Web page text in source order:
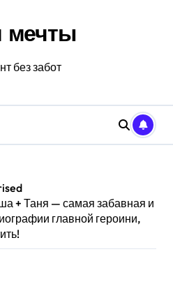
мечты
без забот
+ Таня — самая забавная и
главной героини,